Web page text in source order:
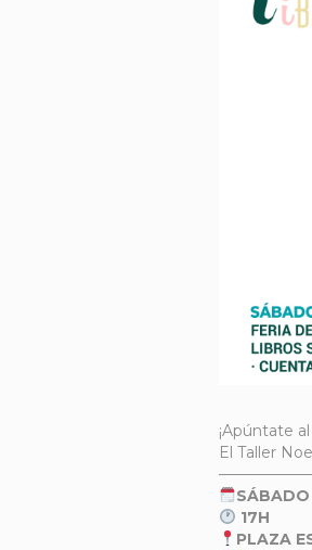
¡Apúntate
El Taller
SÁBADO
17H
PLAZA